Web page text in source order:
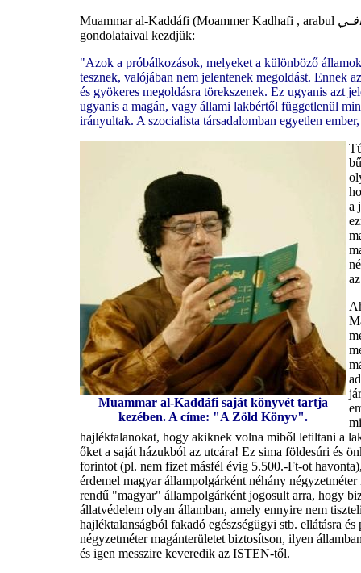
Muammar al-Kaddáfi (Moammer Kadhafi , arabul
gondolataival kezdjük:
"Azok a próbálkozások, melyeket a különböző
tesznek, valójában nem jelentenek megoldást. Ennek
és gyökeres megoldásra törekszenek. Ez ugyanis azt
ugyanis a magán, vagy állami lakbértől függetlenül
irányultak. A szocialista társadalomban egyetlen
Muammar al-Kaddáfi saját könyvét tartja
kezében. A címe: "A Zöld Könyv".
a
hajléktalanokat, hogy akiknek volna miből letiltani a
őket a saját házukból az utcára! Ez sima földesúri és
forintot (pl. nem fizet másfél évig 5.500.-Ft-ot
érdemel magyar állampolgárként néhány
rendű "magyar" állampolgárként jogosult arra, hogy
állatvédelem olyan államban, amely ennyire nem
hajléktalanságból fakadó egészségügyi stb. ellátásra
négyzetméter magánterületet biztosítson, ilyen
és igen messzire keveredik az ISTEN-től.